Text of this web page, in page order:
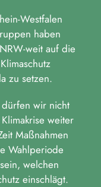
Westfalen
haben
weit auf die
zu setzen.
wir nicht
weiter
Maßnahmen
Wahlperiode
welchen
einschlägt.